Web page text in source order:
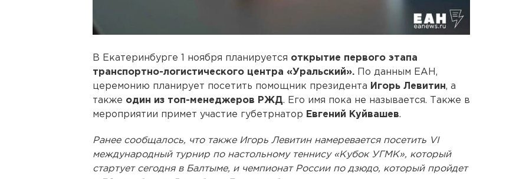
В Екатеринбурге 1 ноября планируется открытие первого этапа
транспортно-логистического центра «Уральский».
По данным ЕАН,
церемонию планирует посетить помощник президента Игорь Левитин, а
также один из топ-менеджеров РЖД. Его имя пока не называется. Также в
мероприятии примет участие губетрнатор Евгений Куйвашев.
Ранее сообщалось, что также Игорь Левитин намеревается посетить VI
международный турнир по настольному теннису «Кубок УГМК», который
стартует сегодня в Балтыме, и чемпионат России по дзюдо, который пройдет